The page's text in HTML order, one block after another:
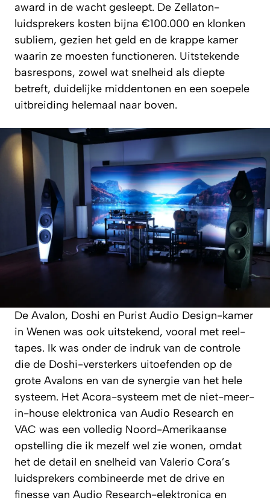
award in de wacht gesleept. De Zellaton-
luidsprekers kosten bijna €100.000 en klonken
subliem, gezien het geld en de krappe kamer
waarin ze moesten functioneren. Uitstekende
basrespons, zowel wat snelheid als diepte
betreft, duidelijke middentonen en een soepele
uitbreiding helemaal naar boven.
De Avalon, Doshi en Purist Audio Design-kamer
in Wenen was ook uitstekend, vooral met reel-
tapes. Ik was onder de indruk van de controle
die de Doshi-versterkers uitoefenden op de
grote Avalons en van de synergie van het hele
systeem. Het Acora-systeem met de niet-meer-
in-house elektronica van Audio Research en
VAC was een volledig Noord-Amerikaanse
opstelling die ik mezelf wel zie wonen, omdat
het de detail en snelheid van Valerio Cora’s
luidsprekers combineerde met de drive en
finesse van Audio Research-elektronica en